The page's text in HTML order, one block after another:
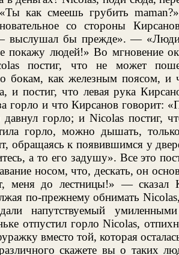
«Ты как смеешь грубить
со стороны
выслушал бы прежде». —
покажу людей!» Во мгновение
постиг, что не может
бокам, как железным поясом, и
и постиг, что левая рука
горло и что Кирсанов говорит:
горло; и Nicolas постиг,
горло, можно дышать,
обращаясь к появившимся у
а то его задушу». Все это
носом, что, дескать, он
меня до лестницы!» — сказал
по-прежнему обнимать
напутствуемый
отпустил горло Nicolas,
вместо той, которая
скажете вы о таких